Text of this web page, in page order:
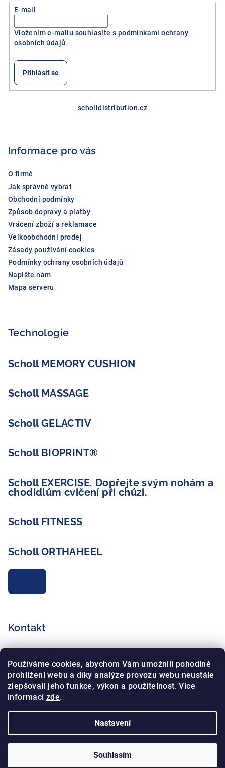
Používáme cookies, abychom Vám umožnili pohodlné
prohlížení webu a díky analýze provozu webu neustále
zlepšovali jeho funkce, výkon a použitelnost. Více
informacízde.
Nastavení
Souhlasím
E-mail
Vložením e-mailu souhlasíte s podmínkami ochrany
osobních údajů
Přihlásit se
scholldistribution.cz
Informace pro vás
O firmě
Jak správně vybrat
Obchodní podmínky
Způsob dopravy a platby
Vrácení zboží a reklamace
Velkoobchodní prodej
Zásady používání cookies
Podmínky ochrany osobních údajů
Napište nám
Mapa serveru
Technologie
Scholl MEMORY CUSHION
Scholl MASSAGE
Scholl GELACTIV
Scholl BIOPRINT®
Scholl EXERCISE. Dopřejte svým nohám a
chodidlům cvičení při chůzi.
Scholl FITNESS
Scholl ORTHAHEEL
Kontakt
info@schollshop.cz
+420 725 172 135
+420 734 765 321